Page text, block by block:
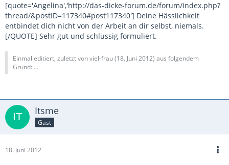
[quote='Angelina','http://das-dicke-forum.de/forum/index.php?
thread/&postID=117340#post117340'] Deine Hässlichkeit
entbindet dich nicht von der Arbeit an dir selbst, niemals.
[/QUOTE] Sehr gut und schlüssig formuliert.
Einmal editiert, zuletzt von viel-frau (18. Juni 2012) aus folgendem
Grund: ...
Itsme
Gast
18. Juni 2012